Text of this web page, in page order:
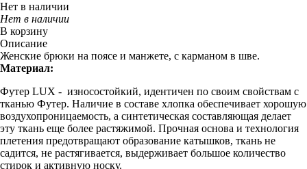
Нет в наличии
Нет в наличии
В корзину
Описание
Женские брюки на поясе и манжете, с карманом в шве.
Материал:
Футер LUX - износостойкий, идентичен по своим свойствам с
тканью Футер. Наличие в составе хлопка обеспечивает хорошую
воздухопроницаемость, а синтетическая составляющая делает
эту ткань еще более растяжимой. Прочная основа и технология
плетения предотвращают образование катышков, ткань не
садится, не растягивается, выдерживает большое количество
стирок и активную носку.